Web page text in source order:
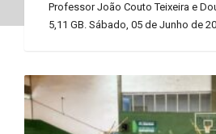
Professor João Couto Teixeira e
5,11 GB. Sábado, 05 de Junho de